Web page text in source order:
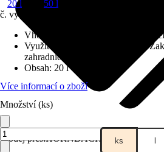
Prodej přes:HORNBACH
20 l
50 l
č. výrobku
Vhodné pro
Jehličnaté stromy,
Využití
Pěstování, Přesazování,
zahradních záhonů
Obsah: 20 l
Více informací o zboží
Množství (ks)
ks l